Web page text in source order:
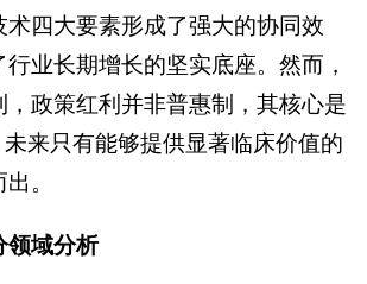
术四大要素形成了强大的协同效
业长期增长的坚实底座。然而，
，政策红利并非普惠制，其核心是
未来只有能够提供显著临床价值的
。
领域分析